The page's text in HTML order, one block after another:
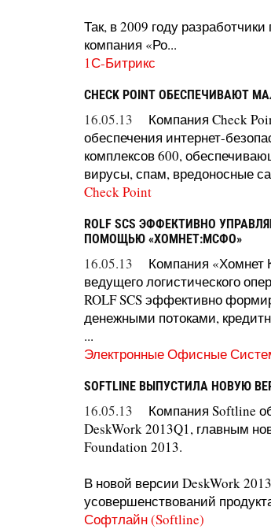
Так, в 2009 году
компания «Ро...
1С-Битрикс
CHECK POINT
16.05.13
Компания Check
обеспечения интернет-
комплексов 600,
вирусы, спам, вредоносные
Check Point
ROLF SCS ЭФФЕКТИВНО
ПОМОЩЬЮ «ХОМНЕТ:МСФО»
16.05.13
Компания «Хомнет
ведущего логистического
ROLF SCS эффективно
денежными потоками,
...
Электронные Офисные
SOFTLINE ВЫПУСТИЛА НОВУЮ
16.05.13
Компания Softline
DeskWork 2013Q1, главным
Foundation 2013.
В новой версии DeskWork
усовершенствований
Софтлайн (Softline)